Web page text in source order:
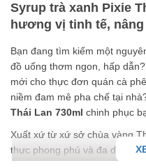
Syrup trà xanh Pixie
hương vị tinh tế,
Bạn đang tìm kiếm một
đồ uống thơm ngon, hấp
mới cho thực đơn quán cà
niềm đam mê pha chế tại
Thái Lan 730ml chinh phục
Xuất xứ từ xứ sở chùa vàng
thực phong phú và đa dạng,